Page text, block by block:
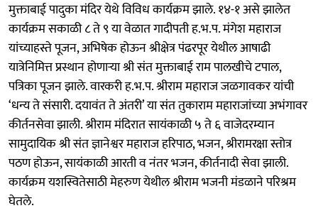
मुक्ताबाई पादुका मंदिर येथे विविध कार्यक्रम झाले. १४-१ असे झालेत
कार्यक्रम सकाळी ८ ते ९ या वेळात गादीपती ह.भ.प. मंगेश महाराज
यांच्याहस्ते पूजन, अभिषेक होऊन श्रीक्षेत्र पंढरपूर येथील आषाढी
यात्रेनिमित्त प्रस्थान होणाऱ्या श्री संत मुक्ताबाई राम पालखीचे टपाल,
पत्रिका पूजन झाले. वारकरी ह.भ.प. श्रीराम महाराज जळगावकर यांची
‘धन्य ते संसारी. दयावंत ते अंतरी’ या संत तुकाराम महाराजांच्या अभंगावर
कीर्तनसेवा झाली. श्रीराम मंदिरात सायंकाळी ५ ते ६ वाजेदरम्यान
सामुदायिक श्री संत ज्ञानेश्वर महाराज हरिपाठ, भजन, श्रीरामरक्षा स्तोत्र
पठण होऊन, सायंकाळी आरती व नंतर भजन, कीर्तनादी सेवा झाली.
कार्यक्रम यशस्वितेसाठी मेहरुण येथील श्रीराम भजनी मंडळाने परिश्रम
घेतले.